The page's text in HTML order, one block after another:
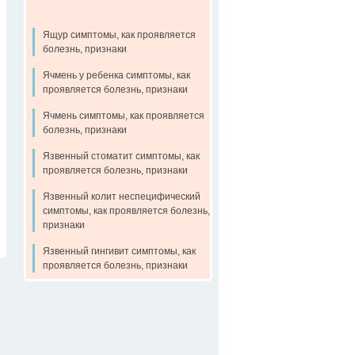
Ящур симптомы, как проявляется
болезнь, признаки
Ячмень у ребенка симптомы, как
проявляется болезнь, признаки
Ячмень симптомы, как проявляется
болезнь, признаки
Язвенный стоматит симптомы, как
проявляется болезнь, признаки
Язвенный колит неспецифический
симптомы, как проявляется болезнь,
признаки
Язвенный гингивит симптомы, как
проявляется болезнь, признаки